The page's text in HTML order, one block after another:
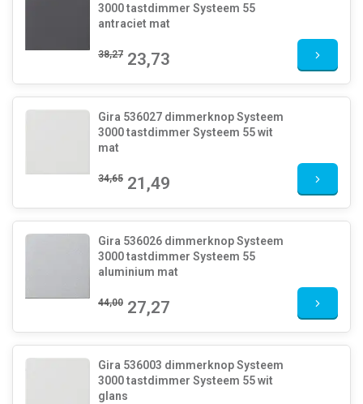
3000 tastdimmer Systeem 55
antraciet mat
38,27 23,73
Gira 536027 dimmerknop Systeem
3000 tastdimmer Systeem 55 wit
mat
34,65 21,49
Gira 536026 dimmerknop Systeem
3000 tastdimmer Systeem 55
aluminium mat
44,00 27,27
Gira 536003 dimmerknop Systeem
3000 tastdimmer Systeem 55 wit
glans